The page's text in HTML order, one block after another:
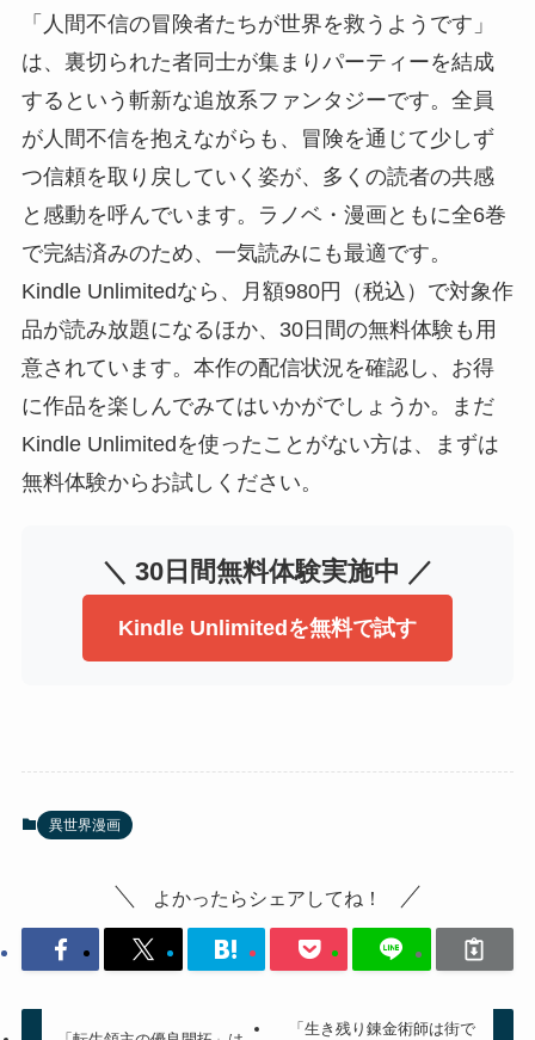
「人間不信の冒険者たちが世界を救うようです」
は、裏切られた者同士が集まりパーティーを結成
するという斬新な追放系ファンタジーです。全員
が人間不信を抱えながらも、冒険を通じて少しず
つ信頼を取り戻していく姿が、多くの読者の共感
と感動を呼んでいます。ラノベ・漫画ともに全6巻
で完結済みのため、一気読みにも最適です。
Kindle Unlimitedなら、月額980円（税込）で対象作
品が読み放題になるほか、30日間の無料体験も用
意されています。本作の配信状況を確認し、お得
に作品を楽しんでみてはいかがでしょうか。まだ
Kindle Unlimitedを使ったことがない方は、まずは
無料体験からお試しください。
＼ 30日間無料体験実施中 ／
Kindle Unlimitedを無料で試す
異世界漫画
よかったらシェアしてね！
「生き残り錬金術師は街で